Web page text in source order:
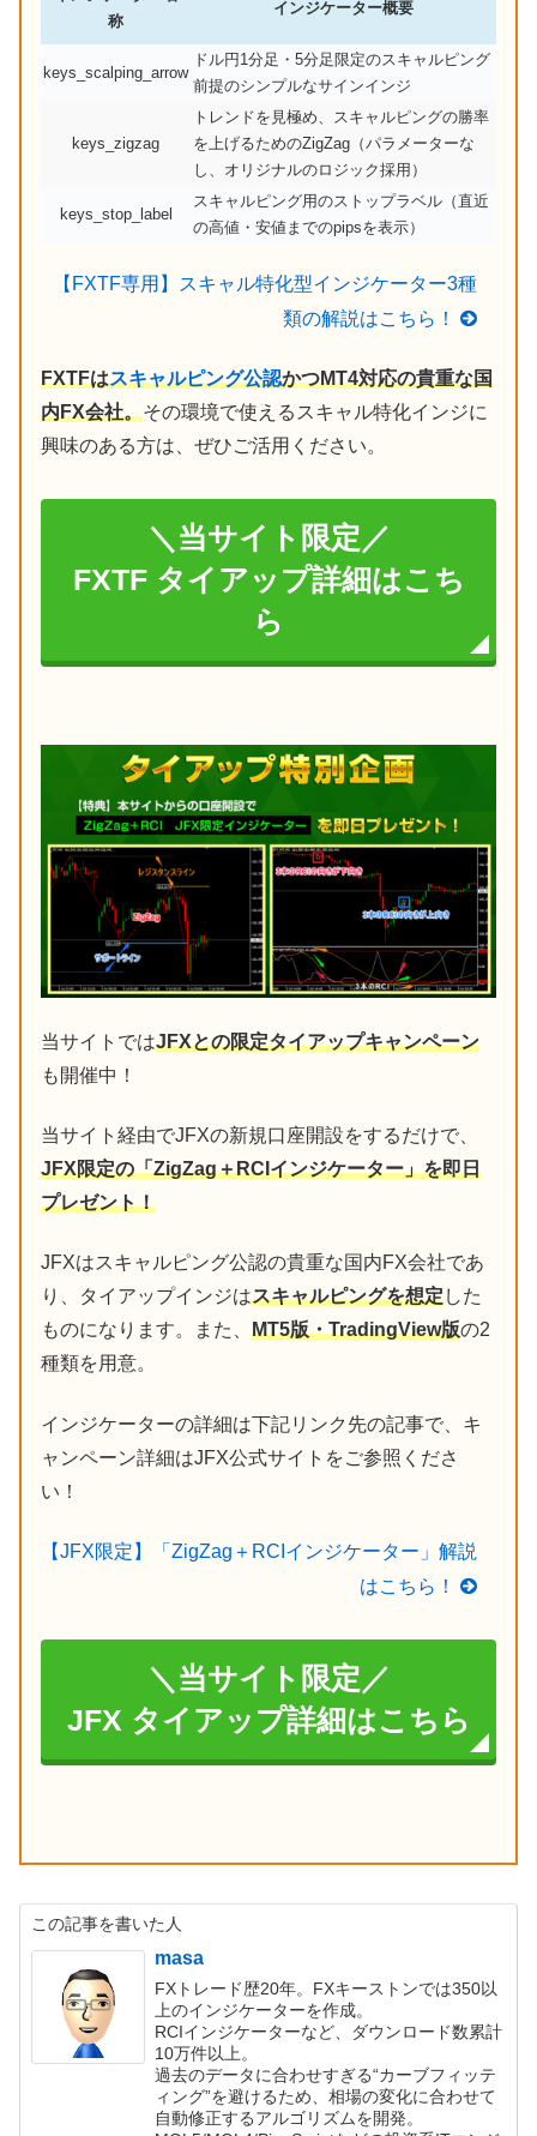
称
インジケーター概要
keys_scalping_arrow
ドル円1分足・5分足限定のスキャルピング
前提のシンプルなサインインジ
keys_zigzag
トレンドを見極め、スキャルピングの勝率
を上げるためのZigZag（パラメーターな
し、オリジナルのロジック採用）
keys_stop_label
スキャルピング用のストップラベル（直近
の高値・安値までのpipsを表示）
【FXTF専用】スキャル特化型インジケーター3種
類の解説はこちら！
FXTFはスキャルピング公認かつMT4対応の貴重な国
内FX会社。その環境で使えるスキャル特化インジに
興味のある方は、ぜひご活用ください。
＼当サイト限定／
FXTF タイアップ詳細はこち
ら
当サイトではJFXとの限定タイアップキャンペーン
も開催中！
当サイト経由でJFXの新規口座開設をするだけで、
JFX限定の「ZigZag＋RCIインジケーター」を即日
プレゼント！
JFXはスキャルピング公認の貴重な国内FX会社であ
り、タイアップインジはスキャルピングを想定した
ものになります。また、 MT5版・TradingView版の2
種類を用意。
インジケーターの詳細は下記リンク先の記事で、キ
ャンペーン詳細はJFX公式サイトをご参照くださ
い！
【JFX限定】「ZigZag＋RCIインジケーター」解説
はこちら！
＼当サイト限定／
JFX タイアップ詳細はこちら
この記事を書いた人
masa
FXトレード歴20年。FXキーストンでは350以
上のインジケーターを作成。
RCIインジケーターなど、ダウンロード数累計
10万件以上。
過去のデータに合わせすぎる“カーブフィッテ
ィング”を避けるため、相場の変化に合わせて
自動修正するアルゴリズムを開発。